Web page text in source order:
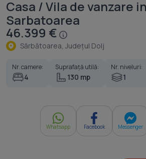
Casa / Vila de vanzare
Sarbatoarea
46.399 €
Sărbătoarea, Judeţul Dolj
Nr. camere:
4
Suprafață utilă:
130 mp
Nr. niveluri:
1
Whatsapp Facebook Messenger